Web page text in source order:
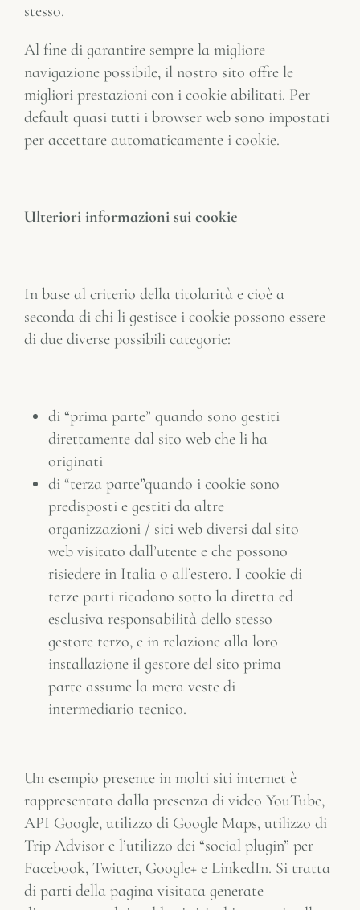
stesso.
Al fine di garantire sempre la migliore
navigazione possibile, il nostro sito offre le
migliori prestazioni con i cookie abilitati. Per
default quasi tutti i browser web sono impostati
per accettare automaticamente i cookie.
Ulteriori informazioni sui cookie
In base al criterio della titolarità e cioè a
seconda di chi li gestisce i cookie possono essere
di due diverse possibili categorie:
di “prima parte” quando sono gestiti
direttamente dal sito web che li ha
originati
di “terza parte”quando i cookie sono
predisposti e gestiti da altre
organizzazioni / siti web diversi dal sito
web visitato dall’utente e che possono
risiedere in Italia o all’estero. I cookie di
terze parti ricadono sotto la diretta ed
esclusiva responsabilità dello stesso
gestore terzo, e in relazione alla loro
installazione il gestore del sito prima
parte assume la mera veste di
intermediario tecnico.
Un esempio presente in molti siti internet è
rappresentato dalla presenza di video YouTube,
API Google, utilizzo di Google Maps, utilizzo di
Trip Advisor e l’utilizzo dei “social plugin” per
Facebook, Twitter, Google+ e LinkedIn. Si tratta
di parti della pagina visitata generate